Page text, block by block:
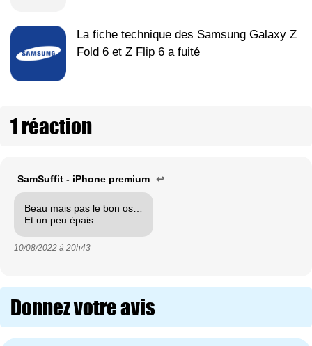
La fiche technique des Samsung Galaxy Z
Fold 6 et Z Flip 6 a fuité
1 réaction
SamSuffit - iPhone premium ↩
Beau mais pas le bon os…
Et un peu épais…
10/08/2022 à 20h43
Donnez votre avis